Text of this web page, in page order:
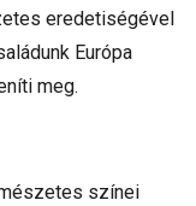
eredetiségével
Európa
meg.
színei